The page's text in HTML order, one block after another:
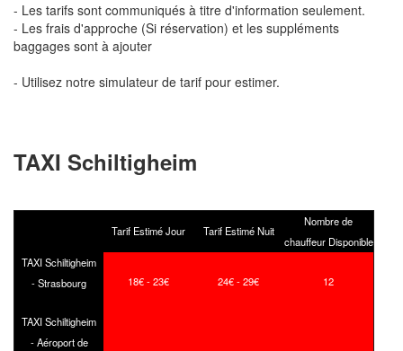
- Les tarifs sont communiqués à titre d'information seulement.
- Les frais d'approche (Si réservation) et les suppléments
baggages sont à ajouter
- Utilisez notre simulateur de tarif pour estimer.
TAXI Schiltigheim
Tarif Estimé Jour Tarif Estimé Nuit
Nombre de
chauffeur Disponible
TAXI Schiltigheim
- Strasbourg
18€ - 23€ 24€ - 29€ 12
TAXI Schiltigheim
- Aéroport de